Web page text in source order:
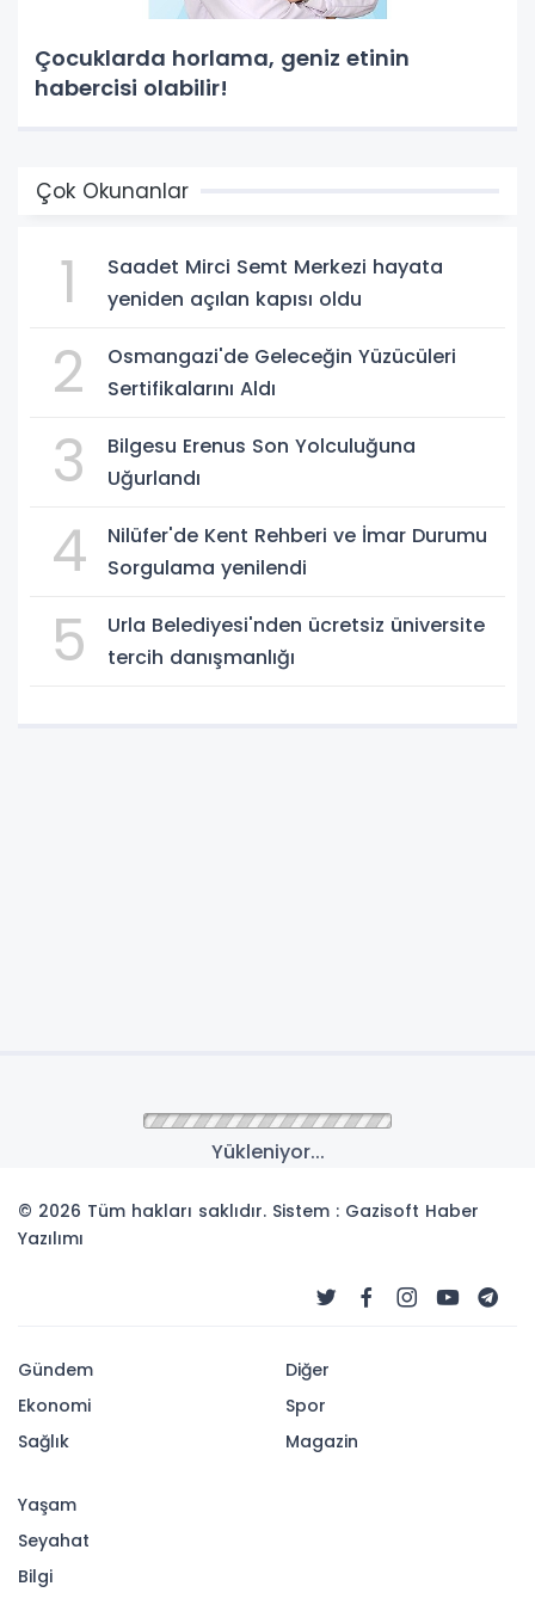
Çocuklarda horlama, geniz etinin
habercisi olabilir!
Çok Okunanlar
1
Saadet Mirci Semt Merkezi hayata
yeniden açılan kapısı oldu
2
Osmangazi'de Geleceğin Yüzücüleri
Sertifikalarını Aldı
3
Bilgesu Erenus Son Yolculuğuna
Uğurlandı
4
Nilüfer'de Kent Rehberi ve İmar Durumu
Sorgulama yenilendi
5
Urla Belediyesi'nden ücretsiz üniversite
tercih danışmanlığı
Yükleniyor...
© 2026 Tüm hakları saklıdır. Sistem : Gazisoft Haber
Yazılımı
Gündem
Ekonomi
Sağlık
Diğer
Spor
Magazin
Yaşam
Seyahat
Bilgi